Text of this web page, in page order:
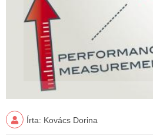
Írta: Kovács Dorina